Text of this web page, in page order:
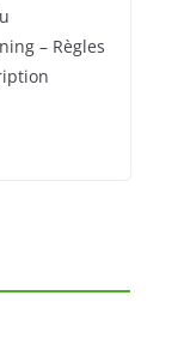
– Règles